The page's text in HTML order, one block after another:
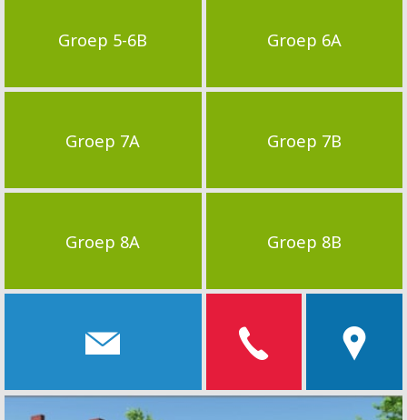
Groep 5-6B Groep 6A
Groep 7A Groep 7B
Groep 8A Groep 8B